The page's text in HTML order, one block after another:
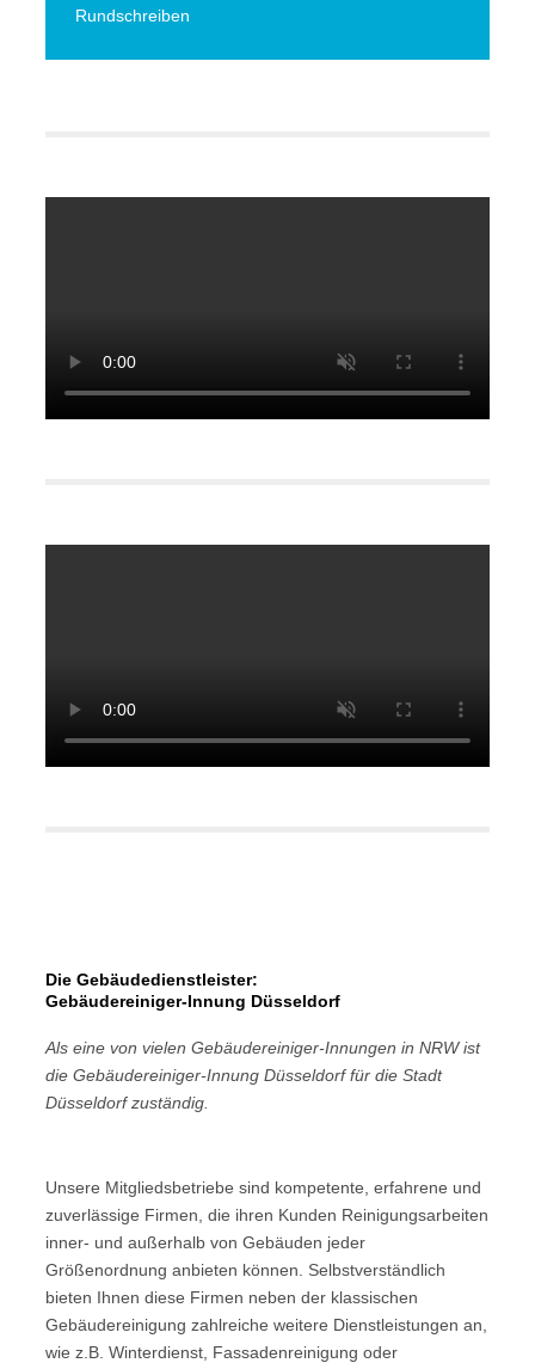
Rundschreiben
Die Gebäudedienstleister:
Gebäudereiniger-Innung Düsseldorf
Als eine von vielen Gebäudereiniger-Innungen in NRW ist
die Gebäudereiniger-Innung Düsseldorf für die Stadt
Düsseldorf zuständig.
Unsere Mitgliedsbetriebe sind kompetente, erfahrene und
zuverlässige Firmen, die ihren Kunden Reinigungsarbeiten
inner- und außerhalb von Gebäuden jeder
Größenordnung anbieten können. Selbstverständlich
bieten Ihnen diese Firmen neben der klassischen
Gebäudereinigung zahlreiche weitere Dienstleistungen an,
wie z.B. Winterdienst, Fassadenreinigung oder